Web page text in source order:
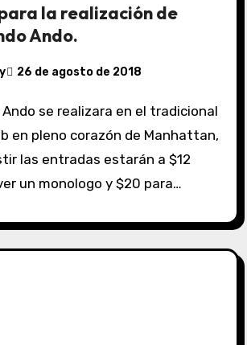
la realización de
Ando.
26 de agosto de 2018
en pleno corazón de Manhattan,
las entradas estarán a $12
un monologo y $20 para…